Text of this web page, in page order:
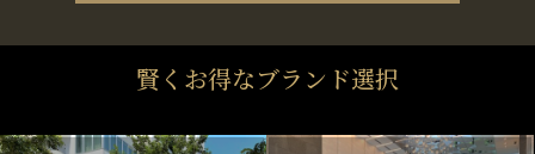
賢くお得なブランド選択